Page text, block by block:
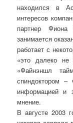
находился в
интересов
партнер
занимается
работает с
«это далеко не
«Файнэншл
спиндоктором –
информацией и
мнение.
В августе 2003